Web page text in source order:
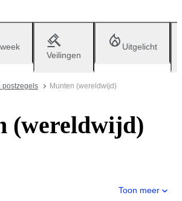
Veilingen
Uitgelicht
postzegels Munten (wereldwijd)
(wereldwijd)
Toon meer